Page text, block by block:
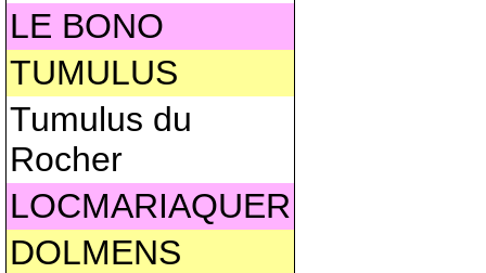
LE BONO
TUMULUS
Tumulus du
Rocher
LOCMARIAQUER
DOLMENS